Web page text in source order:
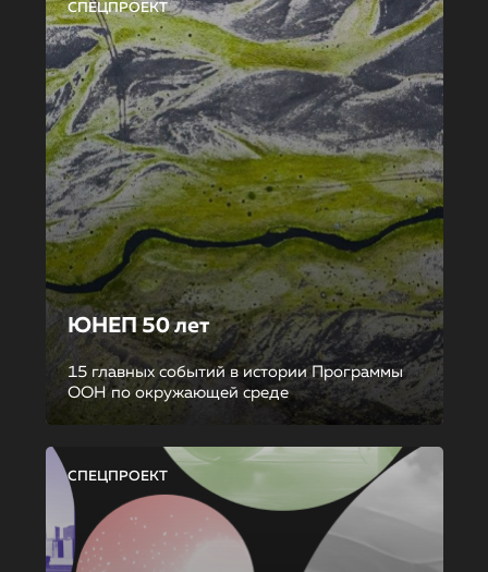
СПЕЦПРОЕКТ
ЮНЕП 50 лет
15 главных событий в истории Программы
ООН по окружающей среде
СПЕЦПРОЕКТ